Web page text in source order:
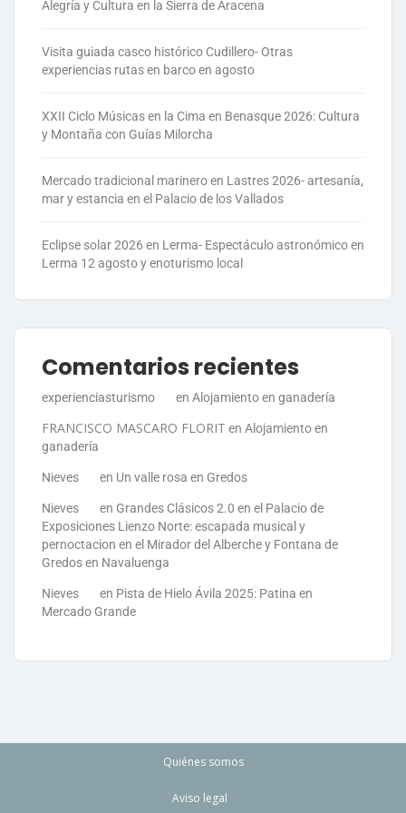
Alegría y Cultura en la Sierra de Aracena
Visita guiada casco histórico Cudillero- Otras
experiencias rutas en barco en agosto
XXII Ciclo Músicas en la Cima en Benasque 2026: Cultura
y Montaña con Guías Milorcha
Mercado tradicional marinero en Lastres 2026- artesanía,
mar y estancia en el Palacio de los Vallados
Eclipse solar 2026 en Lerma- Espectáculo astronómico en
Lerma 12 agosto y enoturismo local
Comentarios recientes
experienciasturismo en Alojamiento en ganadería
FRANCISCO MASCARO FLORIT en Alojamiento en
ganadería
Nieves en Un valle rosa en Gredos
Nieves en Grandes Clásicos 2.0 en el Palacio de
Exposiciones Lienzo Norte: escapada musical y
pernoctacion en el Mirador del Alberche y Fontana de
Gredos en Navaluenga
Nieves en Pista de Hielo Ávila 2025: Patina en
Mercado Grande
Quiénes somos
Aviso legal